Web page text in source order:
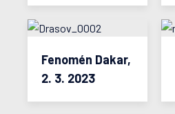
Fenomén Dakar,
2. 3. 2023